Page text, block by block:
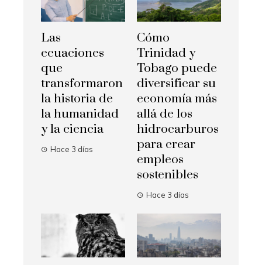
Las
ecuaciones
que
transformaron
la historia de
la humanidad
y la ciencia
Hace 3 días
Cómo
Trinidad y
Tobago puede
diversificar su
economía más
allá de los
hidrocarburos
para crear
empleos
sostenibles
Hace 3 días